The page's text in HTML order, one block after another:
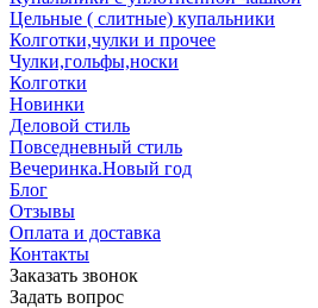
Цельные ( слитные) купальники
Колготки,чулки и прочее
Чулки,гольфы,носки
Колготки
Новинки
Деловой стиль
Повседневный стиль
Вечеринка.Новый год
Блог
Отзывы
Оплата и доставка
Контакты
Заказать звонок
Задать вопрос